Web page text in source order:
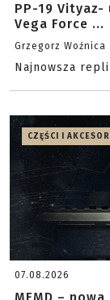
PP-19
Vega Force ...
Grzegorz Woźnica
Najnowsza
CZĘŚCI I
07.08.2026